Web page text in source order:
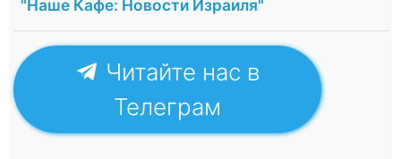
"Наше Кафе: Новости Израиля"
Читайте нас в
Телеграм